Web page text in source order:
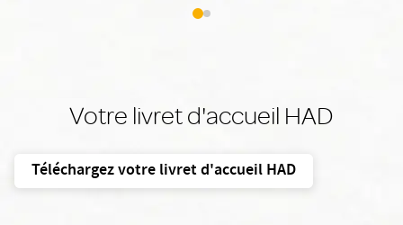
Votre livret d'accueil HAD
Téléchargez votre livret d'accueil HAD